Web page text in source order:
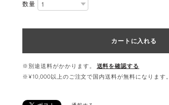
数量
カートに入れる
※別途送料がかかります。
送料を確認する
※¥10,000以上のご注文で国内送料が無料になります。